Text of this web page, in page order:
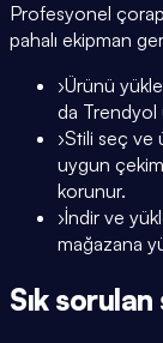
Profesyonel
pahalı ekipman
›Ürünü
da Trendyol
›Stili seç ve
uygun
korunur.
›İndir ve
mağazana
Sık sorulan